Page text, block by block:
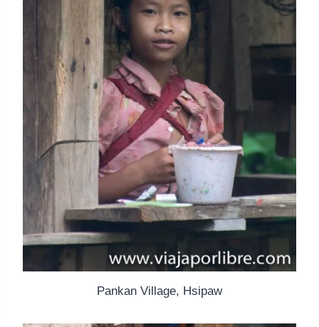
Pankan Village, Hsipaw